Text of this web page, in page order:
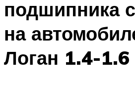
подшипника
на
Логан 1.4-1.6